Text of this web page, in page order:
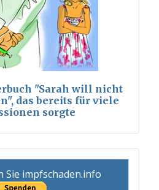
"Sarah will nicht
das bereits für viele
sorgte
Sie impfschaden.info